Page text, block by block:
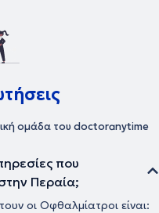
ομάδα του doctoranytime
που
Περαία;
οι Οφθαλμίατροι είναι: